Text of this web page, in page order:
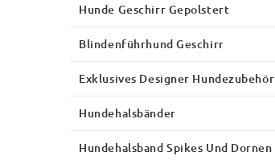
Hunde Geschirr Gepolstert
Blindenführhund Geschirr
Exklusives Designer Hundezubehör
Hundehalsbänder
Hundehalsband Spikes Und Dornen